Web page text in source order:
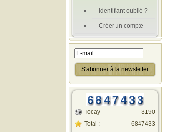
Identifiant oublié ?
Créer un compte
Today
Total :
3190
6847433